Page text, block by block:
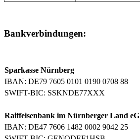
Bankverbindungen:
Sparkasse Nürnberg
IBAN: DE79 7605 0101 0190 0708 88
SWIFT-BIC: SSKNDE77XXX
Raiffeisenbank im Nürnberger Land eG
IBAN: DE47 7606 1482 0002 9042 25